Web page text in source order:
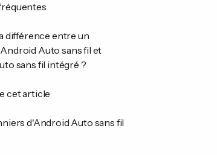
différence entre un
Auto sans fil et
sans fil intégré ?
cet article
d'Android Auto sans fil